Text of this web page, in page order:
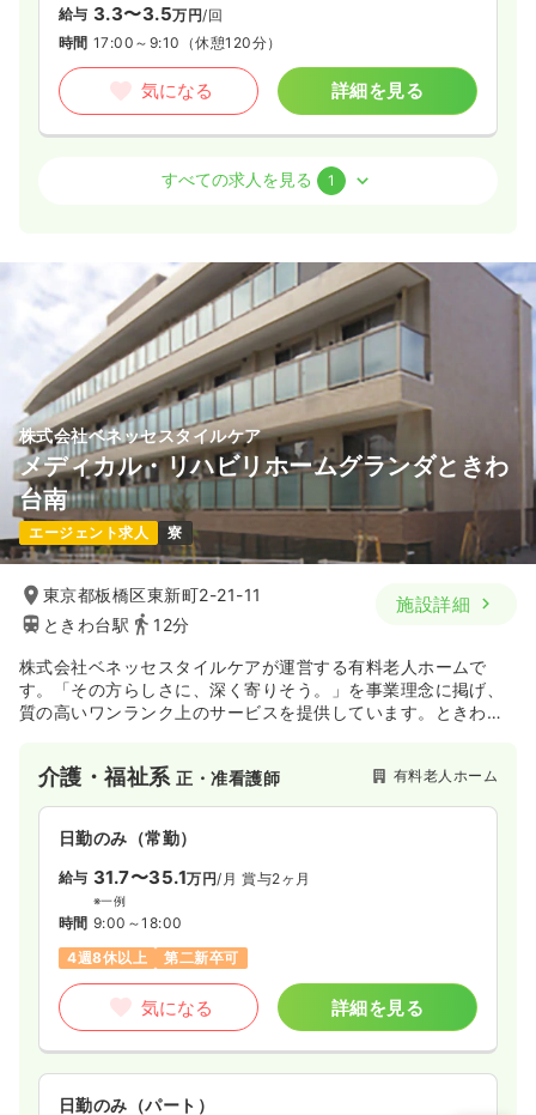
給与 3.3〜3.5万円/回
時間 17:00～9:10 （休憩120分）
気になる 詳細を見る
正看護師
27.8〜29.1 万円 賞与80.0万円
※一例
8:50～17:30（休憩60分）
日祝休み
月給29万円以上可
気になる 詳細を見る
すべての求人を見る 1
株式会社ベネッセスタイルケア
メディカル・リハビリホームグランダときわ
台南
エージェント求人 寮
東京都板橋区東新町2-21-11
ときわ台駅
12分
施設詳細
株式会社ベネッセスタイルケアが運営する有料老人ホームで
す。「その方らしさに、深く寄りそう。」を事業理念に掲げ、
質の高いワンランク上のサービスを提供しています。ときわ台
介護・福祉系正・准看護師 有料老人ホーム
日勤のみ（常勤）
給与 31.7〜35.1万円/月 賞与2ヶ月
※一例
時間 9:00～18:00
4週8休以上
第二新卒可
気になる 詳細を見る
日勤のみ（パート）